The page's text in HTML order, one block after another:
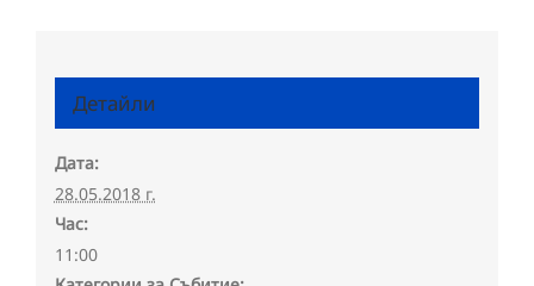
Детайли
Дата:
28.05.2018 г.
Час:
11:00